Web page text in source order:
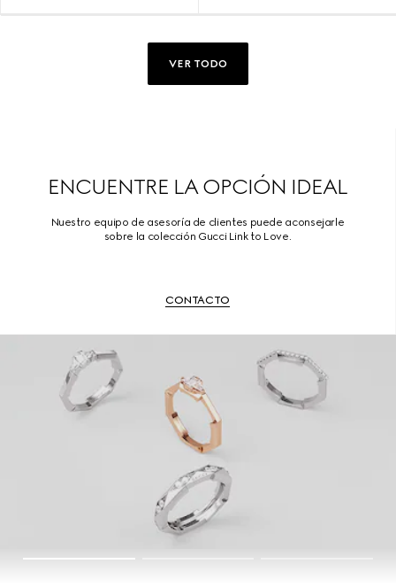
VER TODO
ENCUENTRE LA OPCIÓN IDEAL
Nuestro equipo de asesoría de clientes puede aconsejarle
sobre la colección Gucci Link to Love.
CONTACTO